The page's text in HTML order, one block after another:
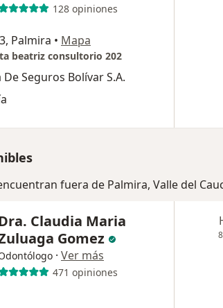
128 opiniones
Palmira • Mapa
beatriz consultorio 202
Seguros Bolívar S.A.
fuera de Palmira, Valle del
Claudia Maria
Gomez
· Ver más
471 opiniones